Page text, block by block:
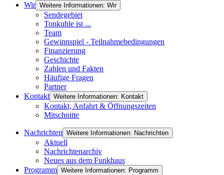
Wir Weitere Informationen: Wir
Sendegebiet
Tonkuhle ist ...
Team
Gewinnspiel - Teilnahmebedingungen
Finanzierung
Geschichte
Zahlen und Fakten
Häufige Fragen
Partner
Kontakt Weitere Informationen: Kontakt
Kontakt, Anfahrt & Öffnungszeiten
Mitschnitte
Nachrichten Weitere Informationen: Nachrichten
Aktuell
Nachrichtenarchiv
Neues aus dem Funkhaus
Programm Weitere Informationen: Programm